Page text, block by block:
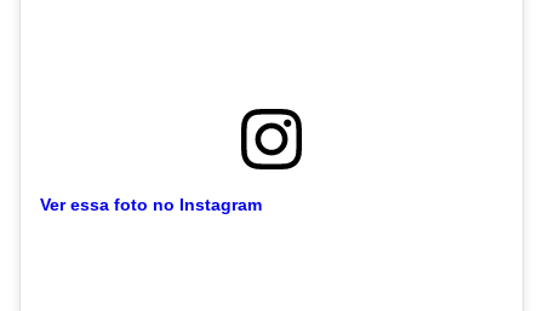
Ver essa foto no Instagram